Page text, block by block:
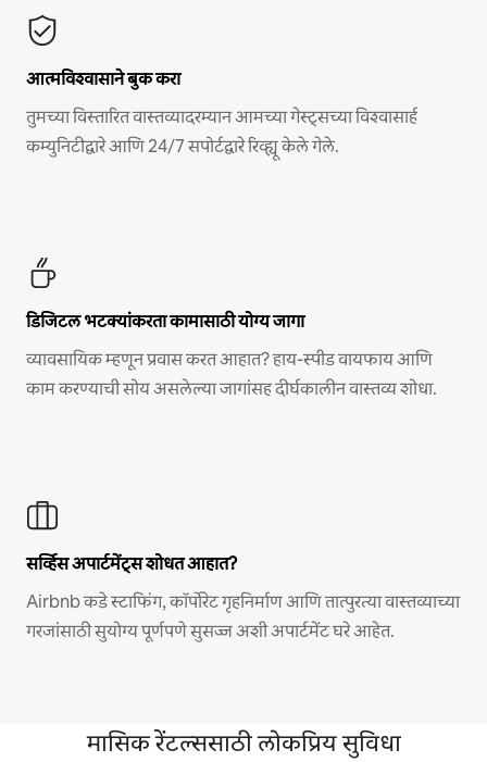
आत्मविश्वासाने बुक करा
तुमच्या विस्तारित वास्तव्यादरम्यान आमच्या गेस्ट्सच्या विश्वासार्ह
कम्युनिटीद्वारे आणि 24/7 सपोर्टद्वारे रिव्ह्यू केले गेले.
डिजिटल भटक्यांकरता कामासाठी योग्य जागा
व्यावसायिक म्हणून प्रवास करत आहात? हाय-स्पीड वायफाय आणि
काम करण्याची सोय असलेल्या जागांसह दीर्घकालीन वास्तव्य शोधा.
सर्व्हिस अपार्टमेंट्स शोधत आहात?
Airbnb कडे स्टाफिंग, कॉर्पोरेट गृहनिर्माण आणि तात्पुरत्या वास्तव्याच्या
गरजांसाठी सुयोग्य पूर्णपणे सुसज्ज अशी अपार्टमेंट घरे आहेत.
मासिक रेंटल्ससाठी लोकप्रिय सुविधा